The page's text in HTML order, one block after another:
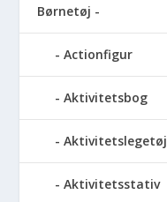
Børnetøj -
Actionfigur
Aktivitetsbog
Aktivitetslegetøj
Aktivitetsstativ